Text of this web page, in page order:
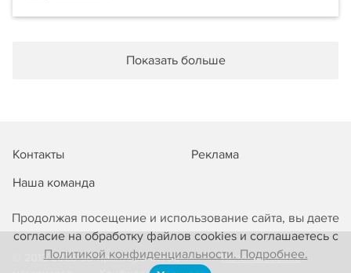
Продолжая посещение и использование сайта, вы даете
согласие на обработку файлов cookies и соглашаетесь с
Политикой конфиденциальности. Подробнее.
Показать больше
Контакты
Реклама
Наша команда
© 2013-2026 3D-принтеры сегодня!
Использование